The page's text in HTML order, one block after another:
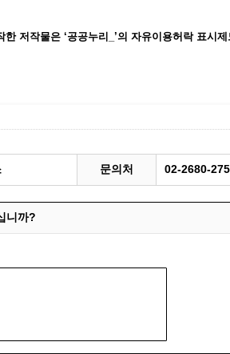
한 저작물은 ‘공공누리_’의 자유이용허락 표시
문의처 02-2680-
니까?